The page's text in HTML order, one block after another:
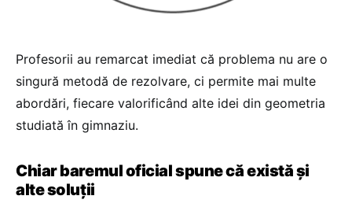
Profesorii au remarcat imediat că problema nu are o
singură metodă de rezolvare, ci permite mai multe
abordări, fiecare valorificând alte idei din geometria
studiată în gimnaziu.
Chiar baremul oficial spune că există și
alte soluții